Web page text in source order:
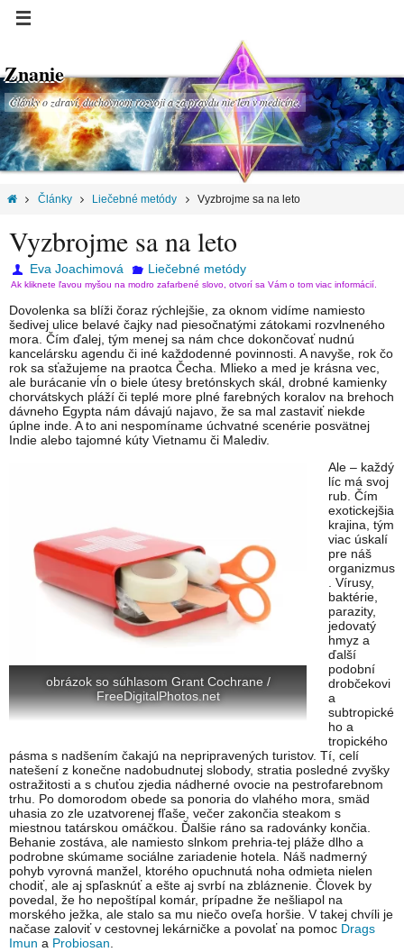
Znanie
Články o zdraví, duchovnom rozvoji a za pravdu nie len v medicíne.
Články Liečebné metódy Vyzbrojme sa na leto
Vyzbrojme sa na leto
Eva Joachimová Liečebné metódy
Ak kliknete ľavou myšou na modro zafarbené slovo, otvorí sa Vám o tom viac informácií.
Dovolenka sa blíži čoraz rýchlejšie, za oknom vidíme namiesto
šedivej ulice belavé čajky nad piesočnatými zátokami rozvlneného
mora. Čím ďalej, tým menej sa nám chce dokončovať nudnú
kancelársku agendu či iné každodenné povinnosti. A navyše, rok čo
rok sa sťažujeme na praotca Čecha. Mlieko a med je krásna vec,
ale burácanie vĺn o biele útesy bretónskych skál, drobné kamienky
chorvátskych pláží či teplé more plné farebných koralov na brehoch
dávneho Egypta nám dávajú najavo, že sa mal zastaviť niekde
úplne inde. A to ani nespomíname úchvatné scenérie posvätnej
Indie alebo tajomné kúty Vietnamu či Malediv.
obrázok so súhlasom Grant Cochrane /
FreeDigitalPhotos.net
Ale – každý
líc má svoj
rub. Čím
exotickejšia
krajina, tým
viac úskalí
pre náš
organizmus
. Vírusy,
baktérie,
parazity,
jedovatý
hmyz a
ďalší
podobní
drobčekovi
a
subtropické
ho a
tropického
pásma s nadšením čakajú na nepripravených turistov. Tí, celí
natešení z konečne nadobudnutej slobody, stratia posledné zvyšky
ostražitosti a s chuťou zjedia nádherné ovocie na pestrofarebnom
trhu. Po domorodom obede sa ponoria do vlahého mora, smäd
uhasia zo zle uzatvorenej fľaše, večer zakončia steakom s
miestnou tatárskou omáčkou. Ďalšie ráno sa radovánky končia.
Behanie zostáva, ale namiesto slnkom prehria-tej pláže dlho a
podrobne skúmame sociálne zariadenie hotela. Náš nadmerný
pohyb vyrovná manžel, ktorého opuchnutá noha odmieta nielen
chodiť, ale aj spľasknúť a ešte aj svrbí na zbláznenie. Človek by
povedal, že ho nepoštípal komár, prípadne že nešliapol na
morského ježka, ale stalo sa mu niečo oveľa horšie. V takej chvíli je
načase zaloviť v cestovnej lekárničke a povolať na pomoc Drags
Imun a Probiosan